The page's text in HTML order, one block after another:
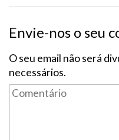
Envie-nos o seu
O seu email não será
necessários.